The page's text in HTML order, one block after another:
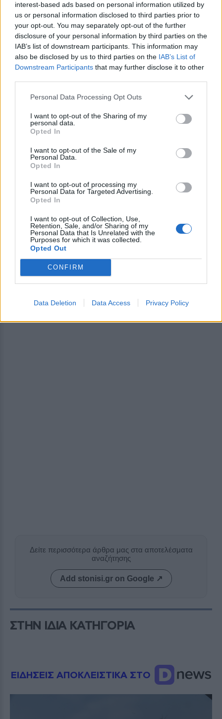
interest-based ads based on personal information utilized by
us or personal information disclosed to third parties prior to
your opt-out. You may separately opt-out of the further
disclosure of your personal information by third parties on the
IAB’s list of downstream participants. This information may
also be disclosed by us to third parties on the IAB’s List of
Downstream Participants that may further disclose it to other
Personal Data Processing Opt Outs
I want to opt-out of the Sharing of my
personal data.
Opted In
I want to opt-out of the Sale of my
Personal Data.
Opted In
I want to opt-out of processing my
Personal Data for Targeted Advertising.
Opted In
I want to opt-out of Collection, Use,
Retention, Sale, and/or Sharing of my
Personal Data that Is Unrelated with the
Purposes for which it was collected.
Opted Out
CONFIRM
Data Deletion Data Access Privacy Policy
Δείτε περισσότερα άρθρα μας στα αποτελέσματα
αναζήτησης
Add stonisi.gr on Google ↗
ΣΤΗΝ ΙΔΙΑ ΚΑΤΗΓΟΡΙΑ
ΕΙΔΗΣΕΙΣ ΑΠΟΚΛΕΙΣΤΙΚΑ ΣΤΟ